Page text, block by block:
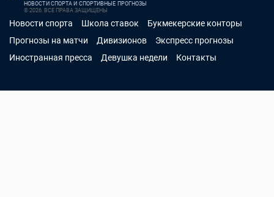
НОВОСТИ СПОРТА И СПОРТИВНЫЕ ПРОГНОЗЫ
© 2026. ВСЕ ПРАВА ЗАЩИЩЕНЫ
Новости спорта Школа ставок
Букмекерские конторы
Прогнозы на матчи
Дивизионов
Экспресс прогнозы
Иностранная пресса
Девушка недели Контакты